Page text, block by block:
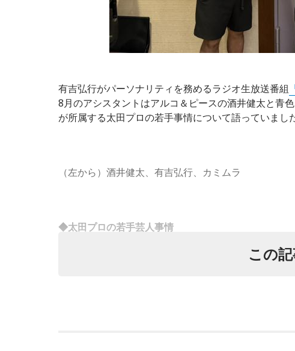
有吉弘行がパーソナリティを務めるラジオ生放送番組
8月のアシスタントはアルコ＆ピースの酒井健太と青
が所属する太田プロの若手事情について語っていました
（左から）酒井健太、有吉弘行、カミムラ
◆太田プロの若手芸人事情
有吉は、若手芸人と接する機会の多いカミムラに聞
この